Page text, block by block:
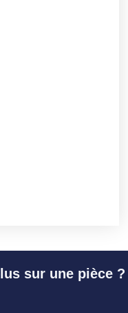
sur une pièce ?